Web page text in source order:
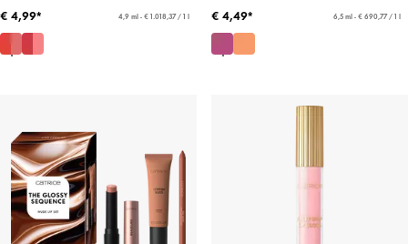
€ 4,99*
4,9 ml - € 1.018,37 / 1 l
€ 4,49*
6,5 ml - € 690,77 / 1 l